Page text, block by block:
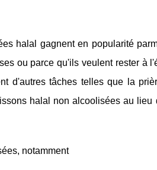
halal gagnent en popularité
ou parce qu'ils veulent rester à
d'autres tâches telles que la
halal non alcoolisées au
notamment